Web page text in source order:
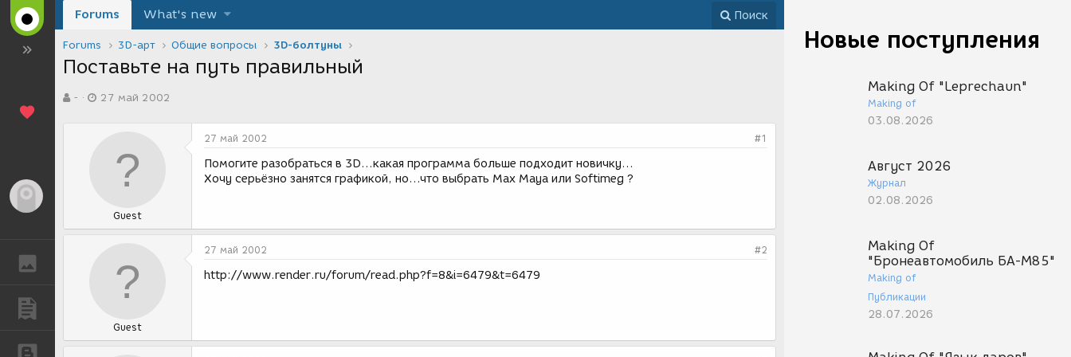
Новые поступления
Making Of "Leprechaun"
Making of
03.08.2026
Август 2026
Журнал
02.08.2026
Making Of
"Бронеавтомобиль БА-М85"
Making of
Публикации
28.07.2026
Forums What's new Поиск
Forums 3D-арт Общие вопросы 3D-болтуны
Поставьте на путь правильный
в-
а
и
27 май 2002
Guest
27 май 2002 #1
Помогите разобраться в 3D...какая программа больше подходит новичку...
Хочу серьёзно занятся графикой, но...что выбрать Max Maya или Softimeg ?
Guest
27 май 2002 #2
http://www.render.ru/forum/read.php?f=8&i=6479&t=6479